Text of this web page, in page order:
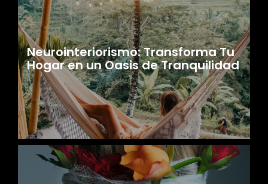
Neurointeriorismo: Transforma Tu
Hogar en un Oasis de Tranquilidad